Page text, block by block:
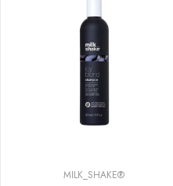
MILK_SHAKE®